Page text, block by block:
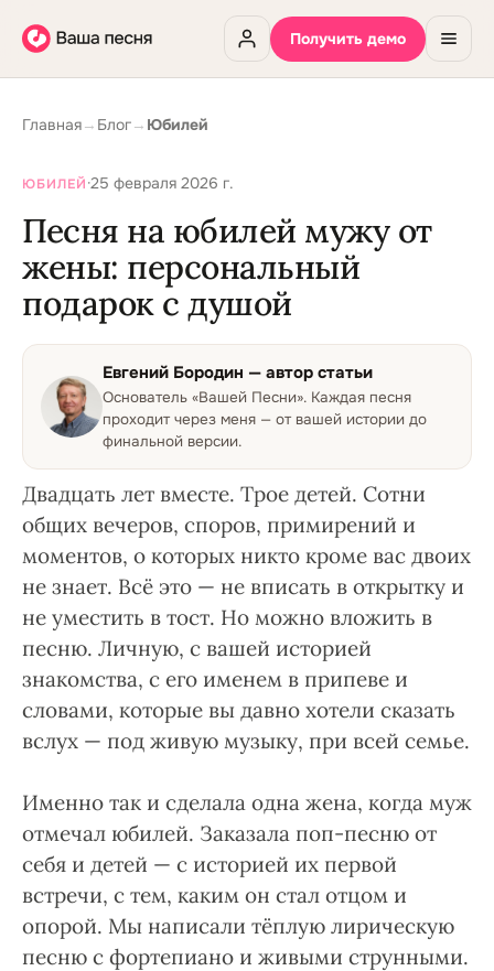
Получить демо
Главная→ Блог→ Юбилей
ЮБИЛЕЙ·25 февраля 2026 г.
Песня на юбилей мужу от
жены: персональный
подарок с душой
Евгений Бородин — автор статьи
Основатель «Вашей Песни». Каждая песня
проходит через меня — от вашей истории до
финальной версии.
Двадцать лет вместе. Трое детей. Сотни
общих вечеров, споров, примирений и
моментов, о которых никто кроме вас двоих
не знает. Всё это — не вписать в открытку и
не уместить в тост. Но можно вложить в
песню. Личную, с вашей историей
знакомства, с его именем в припеве и
словами, которые вы давно хотели сказать
вслух — под живую музыку, при всей семье.
Именно так и сделала одна жена, когда муж
отмечал юбилей. Заказала поп-песню от
себя и детей — с историей их первой
встречи, с тем, каким он стал отцом и
опорой. Мы написали тёплую лирическую
песню с фортепиано и живыми струнными.